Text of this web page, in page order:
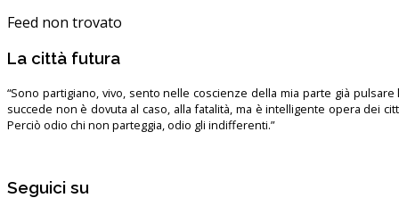
Feed non trovato
La città futura
“Sono partigiano, vivo, sento nelle coscienze della mia parte già pulsare
succede non è dovuta al caso, alla fatalità, ma è intelligente opera dei
Perciò odio chi non parteggia, odio gli indifferenti.”
Seguici su